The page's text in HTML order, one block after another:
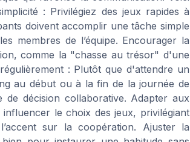
: Privilégiez des jeux rapides à
doivent accomplir une tâche simple
membres de l’équipe. Encourager la
comme la "chasse au trésor" d'une
: Plutôt que d'attendre un
au début ou à la fin de la journée de
décision collaborative. Adapter aux
influencer le choix des jeux, privilégiant
sur la coopération. Ajuster la